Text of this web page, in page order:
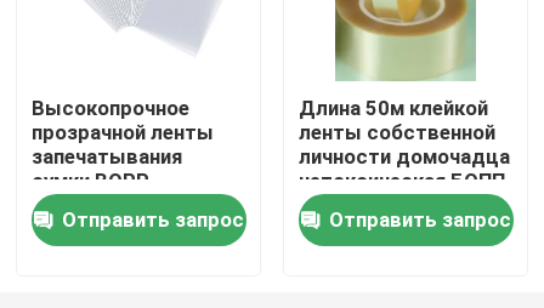
двойная, который встали на сторону лента пены
Клейкая лента отпуска простирания
Горячий расплавьте блоки
Высокопрочное
прозрачной ленты
запечатывания
сумки BOPP
многоразовое
влагостойкое
Отправить запрос
Длина 50м клейкой
ленты собственной
личности домочадца
нетоксическая БОПП
для упаковки
Отправить запрос